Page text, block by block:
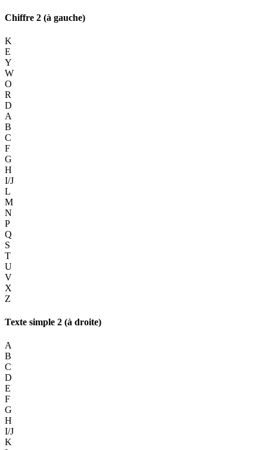
Chiffre 2 (à gauche)
K
E
Y
W
O
R
D
A
B
C
F
G
H
I/J
L
M
N
P
Q
S
T
U
V
X
Z
Texte simple 2 (à droite)
A
B
C
D
E
F
G
H
I/J
K